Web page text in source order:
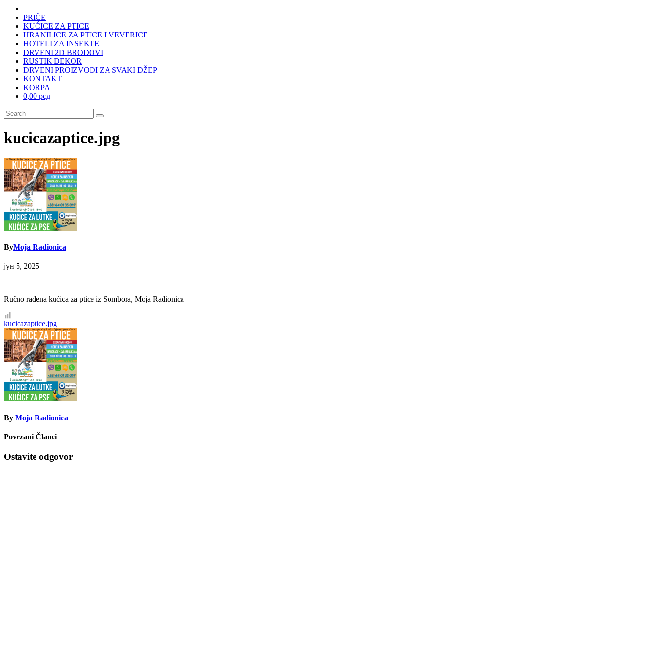
PRIČE
KUĆICE ZA PTICE
HRANILICE ZA PTICE I VEVERICE
HOTELI ZA INSEKTE
DRVENI 2D BRODOVI
RUSTIK DEKOR
DRVENI PROIZVODI ZA SVAKI DŽEP
KONTAKT
KORPA
0,00 рсд
kucicazaptice.jpg
ByMoja Radionica
јун 5, 2025
Ručno rađena kućica za ptice iz Sombora, Moja Radionica
Кретање
чланка
kucicazaptice.jpg
By Moja Radionica
Povezani Članci
Ostavite odgovor